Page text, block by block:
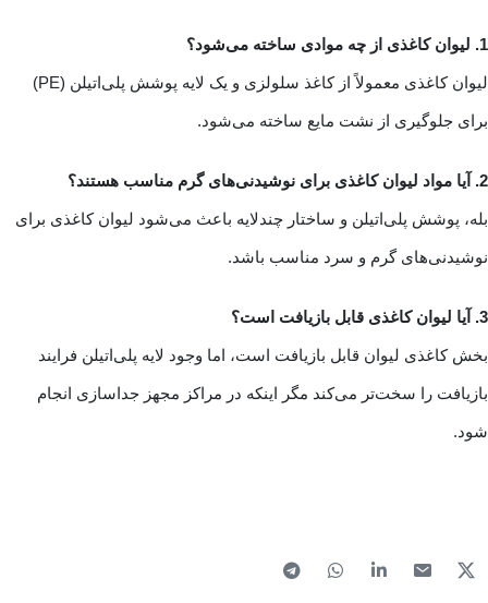
1. لیوان کاغذی از چه موادی ساخته می‌شود؟
لیوان کاغذی معمولاً از کاغذ سلولزی و یک لایه پوشش پلی‌اتیلن (PE)
برای جلوگیری از نشت مایع ساخته می‌شود.
2. آیا مواد لیوان کاغذی برای نوشیدنی‌های گرم مناسب هستند؟
بله، پوشش پلی‌اتیلن و ساختار چندلایه باعث می‌شود لیوان کاغذی برای
نوشیدنی‌های گرم و سرد مناسب باشد.
3. آیا لیوان کاغذی قابل بازیافت است؟
بخش کاغذی لیوان قابل بازیافت است، اما وجود لایه پلی‌اتیلن فرایند
بازیافت را سخت‌تر می‌کند مگر اینکه در مراکز مجهز جداسازی انجام
شود.